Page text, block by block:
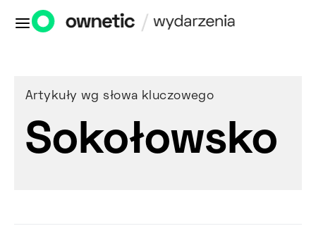
Artykuły wg słowa kluczowego
Sokołowsko